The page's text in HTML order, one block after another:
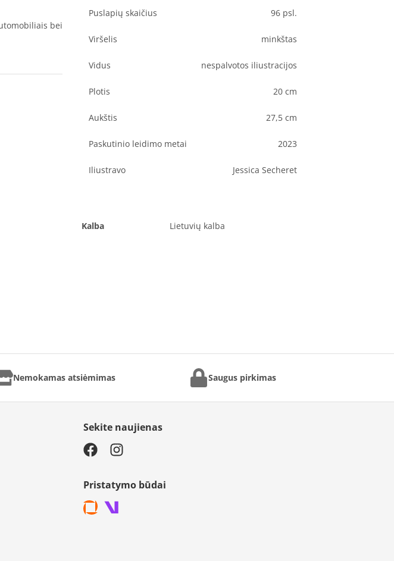
bei
Puslapių skaičius 96 psl.
Viršelis minkštas
Vidus nespalvotos iliustracijos
Plotis 20 cm
Aukštis 27,5 cm
Paskutinio leidimo metai 2023
Iliustravo Jessica Secheret
Kalba Lietuvių kalba
Nemokamas atsiėmimas Saugus pirkimas
Sekite naujienas
Pristatymo būdai